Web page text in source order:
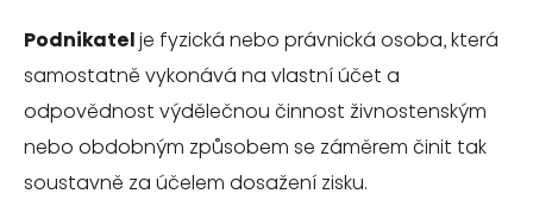
Podnikatelje fyzická nebo právnická osoba, která
samostatně vykonává na vlastní účet a
odpovědnost výdělečnou činnost živnostenským
nebo obdobným způsobem se záměrem činit tak
soustavně za účelem dosažení zisku.